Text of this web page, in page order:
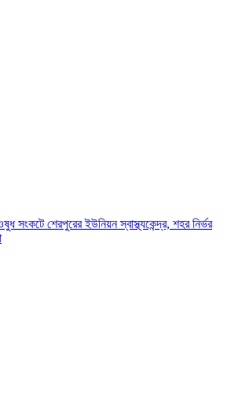
সংকটে শেরপুরের ইউনিয়ন স্বাস্থ্যকেন্দ্র, শহর নির্ভর